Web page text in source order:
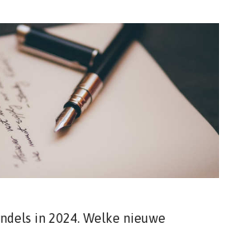
in 2024. Welke nieuwe